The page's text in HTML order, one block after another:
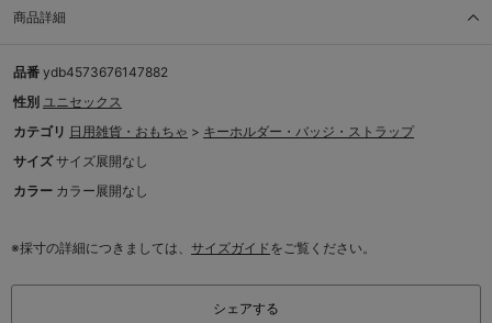
商品詳細
品番 ydb4573676147882
性別 ユニセックス
カテゴリ 日用雑貨・おもちゃ > キーホルダー・バッジ・ストラップ
サイズ サイズ展開なし
カラー カラー展開なし
※採寸の詳細につきましては、 サイズガイド をご覧ください。
シェアする